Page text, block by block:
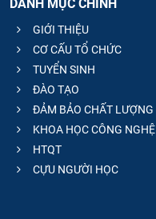
DANH MỤC CHÍNH
GIỚI THIỆU
CƠ CẤU TỔ CHỨC
TUYỂN SINH
ĐÀO TẠO
ĐẢM BẢO CHẤT LƯỢNG
KHOA HỌC CÔNG NGHỆ
HTQT
CỰU NGƯỜI HỌC